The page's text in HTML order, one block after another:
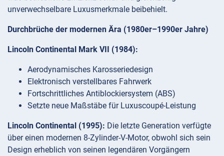
unverwechselbare Luxusmerkmale beibehielt.
Durchbrüche der modernen Ära (1980er–1990er Jahre)
Lincoln Continental Mark VII (1984):
Aerodynamisches Karosseriedesign
Elektronisch verstellbares Fahrwerk
Fortschrittliches Antiblockiersystem (ABS)
Setzte neue Maßstäbe für Luxuscoupé-Leistung
Lincoln Continental (1995): Die letzte Generation verfügte
über einen modernen 8-Zylinder-V-Motor, obwohl sich sein
Design erheblich von seinen legendären Vorgängern